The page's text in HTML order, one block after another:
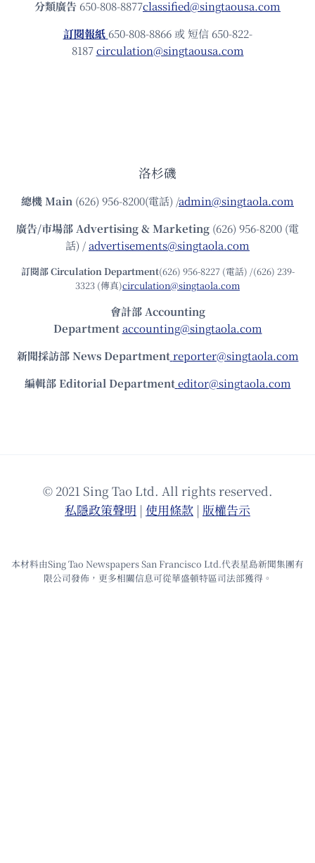
分類廣告 650-808-8877classified@singtaousa.com
訂閱報紙 650-808-8866 或 短信 650-822-
8187circulation@singtaousa.com
洛杉磯
總機Main (626) 956-8200(電話) /admin@singtaola.com
廣告/市場部Advertising & Marketing (626) 956-8200 (電
話) /advertisements@singtaola.com
訂閱部 Circulation Department(626) 956-8227 (電話) /(626) 239-
3323 (傳真)circulation@singtaola.com
會計部 Accounting
Department accounting@singtaola.com
新聞採訪部 News Department reporter@singtaola.com
編輯部 Editorial Department editor@singtaola.com
© 2021 Sing Tao Ltd. All rights reserved.
私隱政策聲明 | 使⽤條款 | 版權告⽰
本材料由Sing Tao Newspapers San Francisco Ltd.代表星島新聞集團有
限公司發佈，更多相關信息可從華盛頓特區司法部獲得。